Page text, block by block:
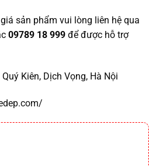
sản phẩm vui lòng liên hệ qua
09789 18 999để được hỗ trợ
Kiên, Dịch Vọng, Hà Nội
/